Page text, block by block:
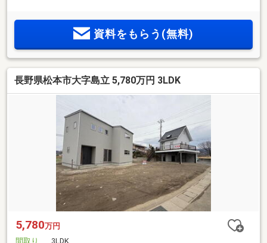
本市鎌田図書館まで徒歩10分(約800ｍ)・ファミリーマート松
本堀米店まで徒歩9分(約700ｍ)・西友笹部店まで徒歩17分(約
簡易郵便局まで徒歩10分(約800ｍ)
資料をもらう(無料)
長野県松本市大字島立 5,780万円 3LDK
5,780万円
間取り
3LDK